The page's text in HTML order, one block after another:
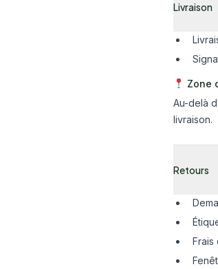
Livraison
Zone
Au-delà
livraison.
Retours
Frais